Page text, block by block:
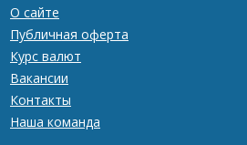
О сайте
Публичная оферта
Курс валют
Вакансии
Контакты
Наша команда